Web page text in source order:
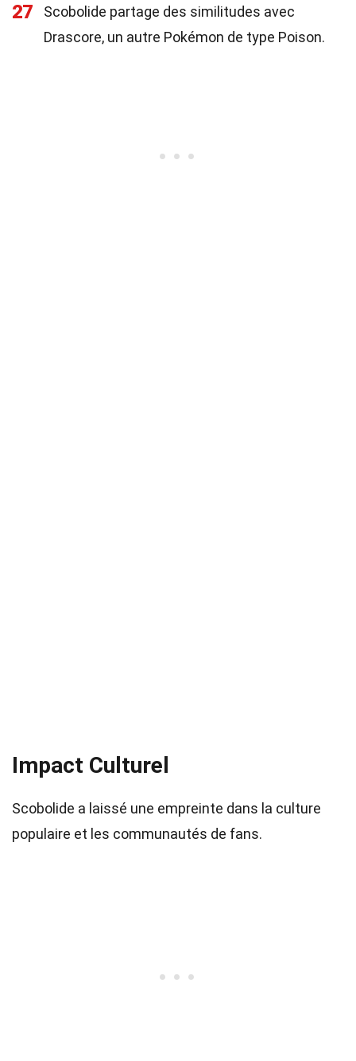
27
Scobolide partage des similitudes avec
Drascore, un autre Pokémon de type Poison.
Impact Culturel
Scobolide a laissé une empreinte dans la culture
populaire et les communautés de fans.